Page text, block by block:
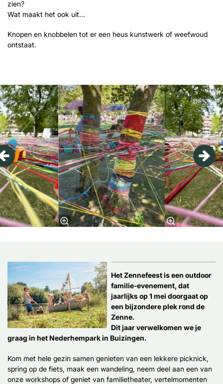
zien?
Wat maakt het ook uit...
Knopen en knobbelen tot er een heus kunstwerk of weefwoud
ontstaat.
Overslaan
Het Zennefeest is een outdoor
familie-evenement, dat
jaarlijks op 1 mei doorgaat op
een bijzondere plek rond de
Zenne.
Dit jaar verwelkomen we je
graag in het Nederhempark in Buizingen.
Kom met hele gezin samen genieten van een lekkere picknick,
spring op de fiets, maak een wandeling, neem deel aan een van
onze workshops of geniet van familietheater, vertelmomenten